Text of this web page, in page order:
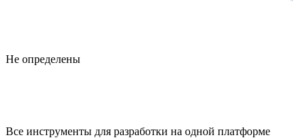
Не определены
Все инструменты для разработки на одной платформе